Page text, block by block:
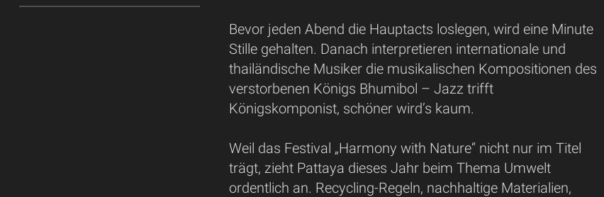
Bevor jeden Abend die Hauptacts loslegen, wird eine Minute
Stille gehalten. Danach interpretieren internationale und
thailändische Musiker die musikalischen Kompositionen des
verstorbenen Königs Bhumibol – Jazz trifft
Königskomponist, schöner wird’s kaum.
Weil das Festival „Harmony with Nature“ nicht nur im Titel
trägt, zieht Pattaya dieses Jahr beim Thema Umwelt
ordentlich an. Recycling-Regeln, nachhaltige Materialien,